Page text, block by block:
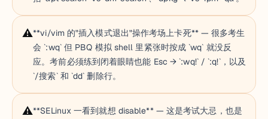
⚠️**vi/vim 的"插入模式退出"操作考场上卡死** — 很多考生
会 `:wq` 但 PBQ 模拟 shell 里紧张时按成 `wq` 就没反
应。考前必须练到闭着眼睛也能 Esc → `:wq!` / `:q!`，以及
`/搜索` 和 `dd` 删除行。
⚠️**SELinux 一看到就想 disable** — 这是考试大忌，也是